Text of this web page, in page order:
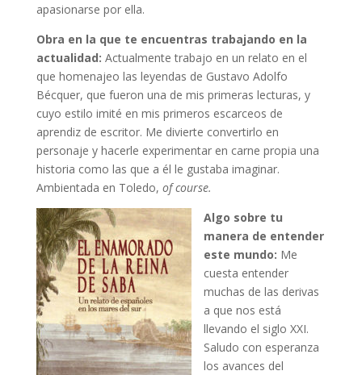
apasionarse por ella.
Obra en la que te encuentras trabajando en la
actualidad: Actualmente trabajo en un relato en el
que homenajeo las leyendas de Gustavo Adolfo
Bécquer, que fueron una de mis primeras lecturas, y
cuyo estilo imité en mis primeros escarceos de
aprendiz de escritor. Me divierte convertirlo en
personaje y hacerle experimentar en carne propia una
historia como las que a él le gustaba imaginar.
Ambientada en Toledo, of course.
Algo sobre tu
manera de entender
este mundo: Me
cuesta entender
muchas de las derivas
a que nos está
llevando el siglo XXI.
Saludo con esperanza
los avances del